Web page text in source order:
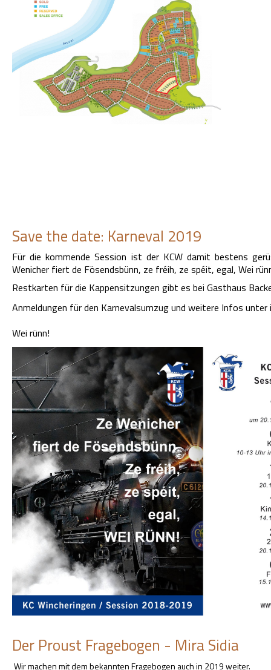
Save the date: Karneval 2019
Für die kommende Session ist der KCW damit bestens
Wenicher fiert de Fösendsbünn, ze fréih, ze spéit, egal, Wei
Restkarten für die Kappensitzungen gibt es bei Gasthaus
Anmeldungen für den Karnevalsumzug und weitere Infos unter
Wei rünn!
Der Proust Fragebogen - Mira Sidia
Wir machen mit dem bekannten Fragebogen auch in 2019 weiter.